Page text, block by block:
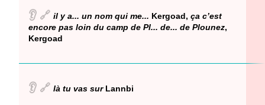
👂 🔗 il y a... un nom qui me... Kergoad, ça c’est
encore pas loin du camp de Pl... de... de Plounez,
Kergoad
👂 🔗 là tu vas surLannbi